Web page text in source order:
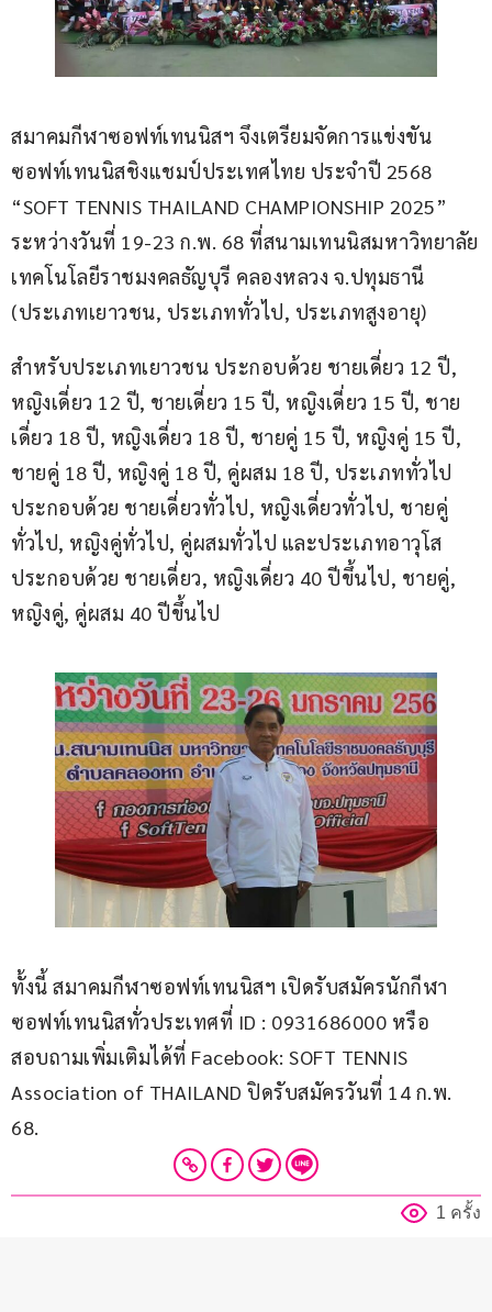
สมาคมกีฬาซอฟท์เทนนิสฯ จึงเตรียมจัดการแข่งขัน
ซอฟท์เทนนิสชิงแชมป์ประเทศไทย ประจำปี 2568
“SOFT TENNIS THAILAND CHAMPIONSHIP 2025”
ระหว่างวันที่ 19-23 ก.พ. 68 ที่สนามเทนนิสมหาวิทยาลัย
เทคโนโลยีราชมงคลธัญบุรี คลองหลวง จ.ปทุมธานี
(ประเภทเยาวชน, ประเภททั่วไป, ประเภทสูงอายุ)
สำหรับประเภทเยาวชน ประกอบด้วย ชายเดี่ยว 12 ปี,
หญิงเดี่ยว 12 ปี, ชายเดี่ยว 15 ปี, หญิงเดี่ยว 15 ปี, ชาย
เดี่ยว 18 ปี, หญิงเดี่ยว 18 ปี, ชายคู่ 15 ปี, หญิงคู่ 15 ปี,
ชายคู่ 18 ปี, หญิงคู่ 18 ปี, คู่ผสม 18 ปี, ประเภททั่วไป
ประกอบด้วย ชายเดี่ยวทั่วไป, หญิงเดี่ยวทั่วไป, ชายคู่
ทั่วไป, หญิงคู่ทั่วไป, คู่ผสมทั่วไป และประเภทอาวุโส
ประกอบด้วย ชายเดี่ยว, หญิงเดี่ยว 40 ปีขึ้นไป, ชายคู่,
หญิงคู่, คู่ผสม 40 ปีขึ้นไป
ทั้งนี้ สมาคมกีฬาซอฟท์เทนนิสฯ เปิดรับสมัครนักกีฬา
ซอฟท์เทนนิสทั่วประเทศที่ ID : 0931686000 หรือ
สอบถามเพิ่มเติมได้ที่ Facebook: SOFT TENNIS
Association of THAILAND ปิดรับสมัครวันที่ 14 ก.พ.
68.
1 ครั้ง